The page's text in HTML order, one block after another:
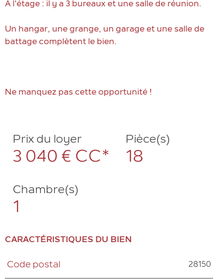
A l'étage : il y a 3 bureaux et une salle de réunion.
Un hangar, une grange, un garage et une salle de
battage complètent le bien.
Ne manquez pas cette opportunité !
Prix du loyer
3 040 € CC*
Pièce(s)
18
Chambre(s)
1
CARACTÉRISTIQUES DU BIEN
Caractéristiques
Code postal 28150